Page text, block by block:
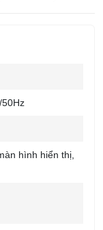
hình hiển thị,